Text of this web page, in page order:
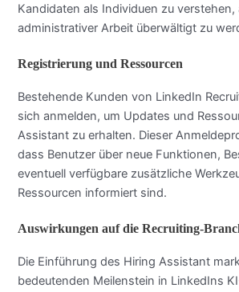
Kandidaten als Individuen zu
administrativer Arbeit überwältigt zu
Registrierung und Ressourcen
Bestehende Kunden von LinkedIn
sich anmelden, um Updates und
Assistant zu erhalten. Dieser
dass Benutzer über neue Funktionen,
eventuell verfügbare zusätzliche
Ressourcen informiert sind.
Auswirkungen auf die Recruiting-
Die Einführung des Hiring Assistant
bedeutenden Meilenstein in LinkedIns